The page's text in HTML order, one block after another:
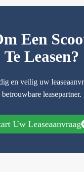
Een
Te Leasen?
en veilig uw
betrouwbare leasepartner.
Uw Leaseaanvraag